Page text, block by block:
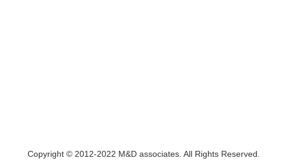
Copyright © 2012-2022 M&D associates. All Rights Reserved.